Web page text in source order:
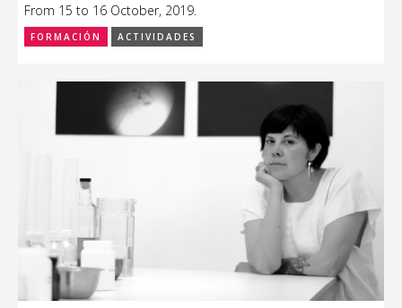
From 15 to 16 October, 2019.
FORMACIÓN ACTIVIDADES